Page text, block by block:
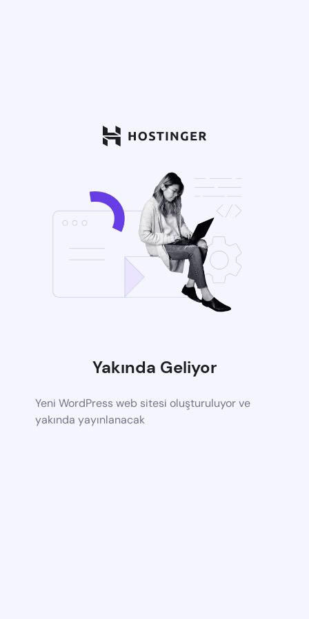
Yakında Geliyor
Yeni WordPress web sitesi oluşturuluyor ve
yakında yayınlanacak